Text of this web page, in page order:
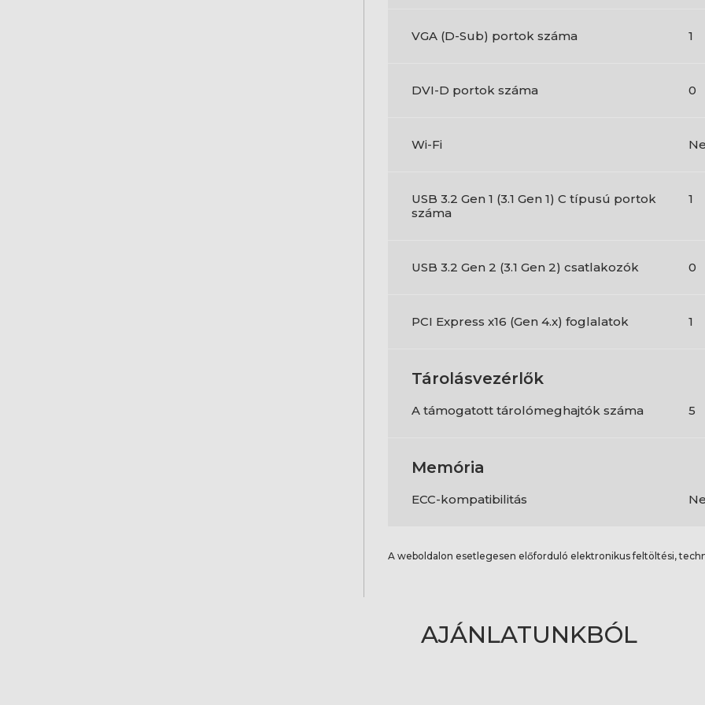
VGA (D-Sub) portok száma 1
DVI-D portok száma 0
Wi-Fi
USB 3.2 Gen 1 (3.1 Gen 1) C típusú portok
száma
1
USB 3.2 Gen 2 (3.1 Gen 2) csatlakozók 0
PCI Express x16 (Gen 4.x) foglalatok 1
Tárolásvezérlők
A támogatott tárolómeghajtók száma 5
Memória
ECC-kompatibilitás
A weboldalon esetlegesen előforduló elektronikus feltöltési,
AJÁNLATUNKBÓL